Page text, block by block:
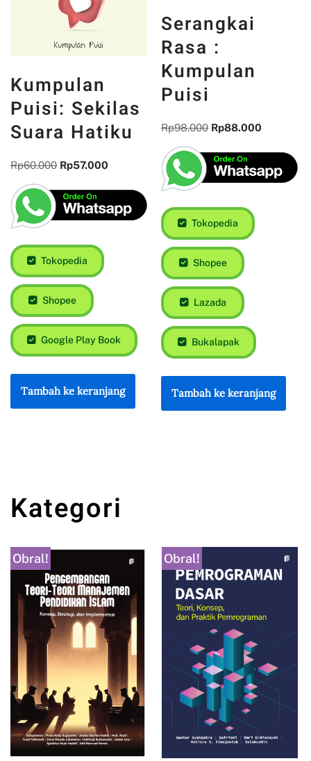
Kumpulan
Puisi: Sekilas
Suara Hatiku
Rp60.000 Rp57.000
Tokopedia
Shopee
Google Play Book
Tambah ke keranjang
Serangkai
Rasa :
Kumpulan
Puisi
Rp98.000 Rp88.000
Tokopedia
Shopee
Lazada
Bukalapak
Tambah ke keranjang
Kategori